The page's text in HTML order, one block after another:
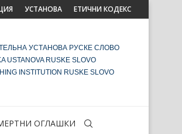
УСТАНОВА ЕТИЧНИ КОДЕКС
УСТАНОВА РУСКЕ СЛОВО
USTANOVA RUSKE SLOVO
INSTITUTION RUSKE SLOVO
ОГЛАШКИ